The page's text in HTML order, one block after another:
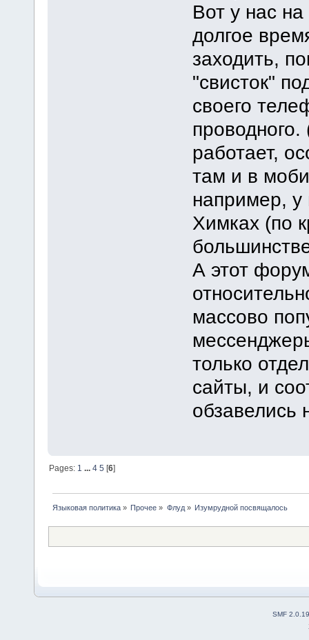
Вот у нас
долгое
заходить,
"свисток"
своего
работает,
там и в
например, у
Химках (по
А этот
массово
только
сайты, и
обзавелись
Pages: 1 ...4 5 [6]
Языковая политика» Прочее » Флуд» Изумрудной посвящалось
SMF 2.0.19